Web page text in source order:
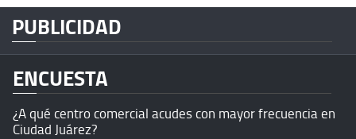
PUBLICIDAD
ENCUESTA
¿A qué centro comercial acudes con mayor frecuencia en
Ciudad Juárez?